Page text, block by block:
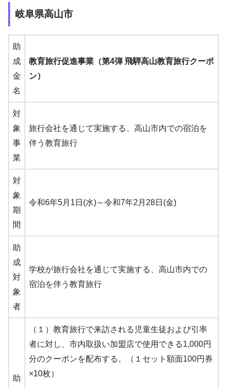
岐阜県高山市
助
成
金
名
教育旅行促進事業（第4弾 飛騨高山教育旅行クーポ
ン）
対
象
事
業
旅行会社を通じて実施する、高山市内での宿泊を
伴う教育旅行
対
象
期
間
令和6年5月1日(水)～令和7年2月28日(金)
助
成
対
象
者
学校が旅行会社を通じて実施する、高山市内での
宿泊を伴う教育旅行
助
（１）教育旅行で来訪される児童生徒および引率
者に対し、市内取扱い加盟店で使用できる1,000円
分のクーポンを配布する。（１セット額面100円券
×10枚）